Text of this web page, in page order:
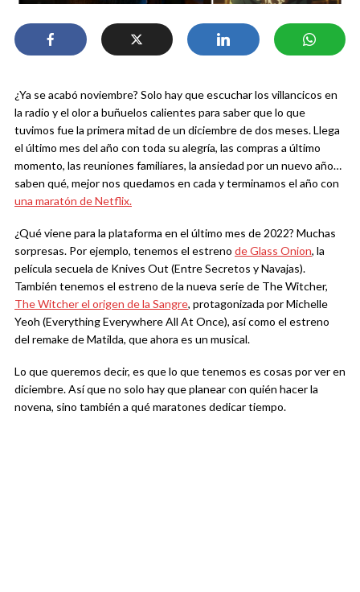
¿Ya se acabó noviembre? Solo hay que escuchar los villancicos en
la radio y el olor a buñuelos calientes para saber que lo que
tuvimos fue la primera mitad de un diciembre de dos meses. Llega
el último mes del año con toda su alegría, las compras a último
momento, las reuniones familiares, la ansiedad por un nuevo año…
saben qué, mejor nos quedamos en cada y terminamos el año con
una maratón de Netflix.
¿Qué viene para la plataforma en el último mes de 2022? Muchas
sorpresas. Por ejemplo, tenemos el estreno de Glass Onion, la
película secuela de Knives Out (Entre Secretos y Navajas).
También tenemos el estreno de la nueva serie de The Witcher,
The Witcher el origen de la Sangre, protagonizada por Michelle
Yeoh (Everything Everywhere All At Once), así como el estreno
del remake de Matilda, que ahora es un musical.
Lo que queremos decir, es que lo que tenemos es cosas por ver en
diciembre. Así que no solo hay que planear con quién hacer la
novena, sino también a qué maratones dedicar tiempo.